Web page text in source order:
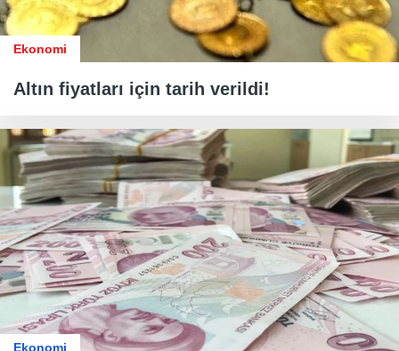
Ekonomi
Altın fiyatları için tarih verildi!
Ekonomi